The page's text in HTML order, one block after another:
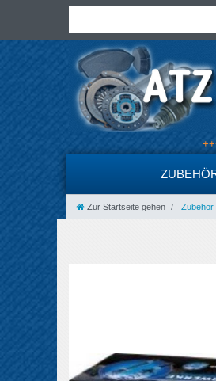
Zur Startseite gehen Zubehör